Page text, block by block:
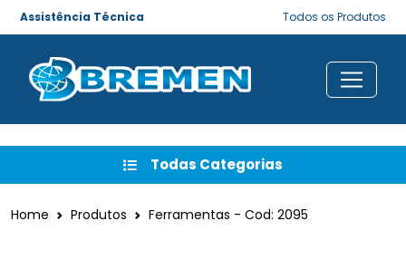
Assistência Técnica Todos os Produtos
Todas Categorias
Home Produtos Ferramentas - Cod: 2095